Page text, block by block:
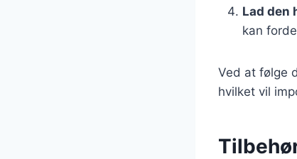
Lad den
kan
Ved at følge
hvilket vil